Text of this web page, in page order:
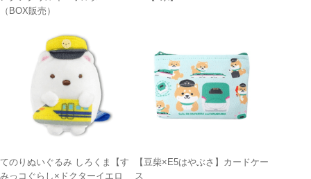
（BOX販売）
てのりぬいぐるみ しろくま【す
みっコぐらし×ドクターイエロ
【豆柴×E5はやぶさ】カードケー
ス